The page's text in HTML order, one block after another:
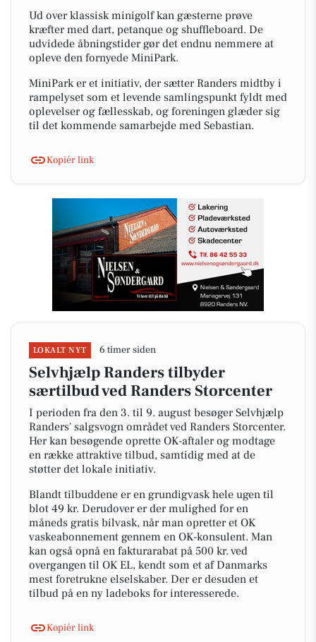
Ud over klassisk minigolf kan gæsterne prøve
kræfter med dart, petanque og shuffleboard. De
udvidede åbningstider gør det endnu nemmere at
opleve den fornyede MiniPark.
MiniPark er et initiativ, der sætter Randers midtby i
rampelyset som et levende samlingspunkt fyldt med
oplevelser og fællesskab, og foreningen glæder sig
til det kommende samarbejde med Sebastian.
Kopiér link
LOKALT NYT 6 timer siden
Selvhjælp Randers tilbyder
særtilbud ved Randers Storcenter
I perioden fra den 3. til 9. august besøger Selvhjælp
Randers' salgsvogn området ved Randers Storcenter.
Her kan besøgende oprette OK-aftaler og modtage
en række attraktive tilbud, samtidig med at de
støtter det lokale initiativ.
Blandt tilbuddene er en grundigvask hele ugen til
blot 49 kr. Derudover er der mulighed for en
måneds gratis bilvask, når man opretter et OK
vaskeabonnement gennem en OK-konsulent. Man
kan også opnå en fakturarabat på 500 kr. ved
overgangen til OK EL, kendt som et af Danmarks
mest foretrukne elselskaber. Der er desuden et
tilbud på en ny ladeboks for interesserede.
Kopiér link